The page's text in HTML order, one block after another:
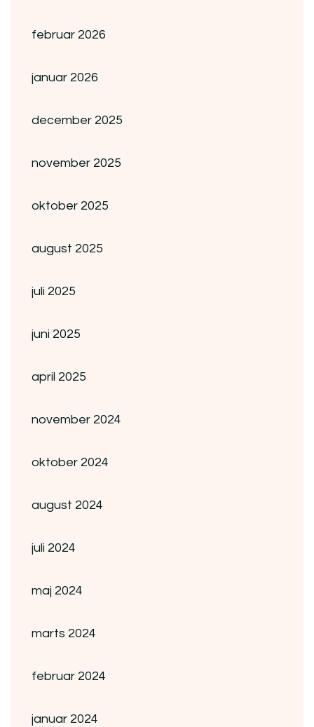
februar 2026
januar 2026
december 2025
november 2025
oktober 2025
august 2025
juli 2025
juni 2025
april 2025
november 2024
oktober 2024
august 2024
juli 2024
maj 2024
marts 2024
februar 2024
januar 2024